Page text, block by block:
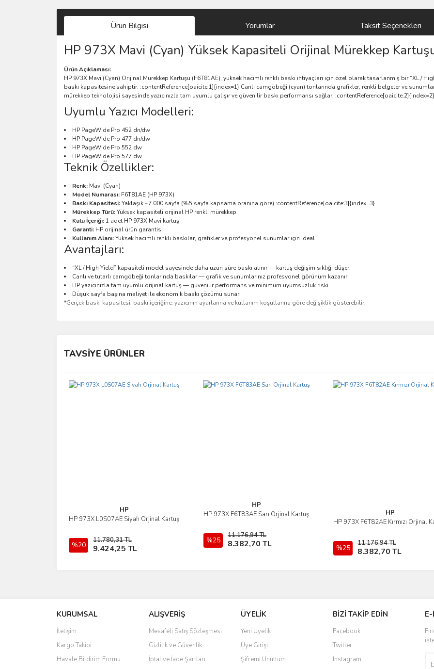
Ürün Bilgisi Yorumlar Taksit Seçenekleri
HP 973X Mavi (Cyan) Yüksek Kapasiteli Orijinal Mürekkep
Ürün Açıklaması:
HP 973X Mavi (Cyan) Orijinal Mürekkep Kartuşu (F6T81AE), yüksek hacimli renkli baskı ihtiyaçları için özel olarak tasarlanmış bir “XL /
baskı kapasitesine sahiptir. :contentReference[oaicite:1]{index=1} Canlı camgöbeği (cyan) tonlarında grafikler, renkli belgeler ve
mürekkep teknolojisi sayesinde yazıcınızla tam uyumlu çalışır ve güvenilir baskı performansı sağlar. :contentReference[oaicite:2]{index=2}
Uyumlu Yazıcı Modelleri:
HP PageWide Pro 452 dn/dw
HP PageWide Pro 477 dn/dw
HP PageWide Pro 552 dw
HP PageWide Pro 577 dw
Teknik Özellikler:
Renk: Mavi (Cyan)
Model Numarası: F6T81AE (HP 973X)
Baskı Kapasitesi:Yaklaşık ~7.000 sayfa (%5 sayfa kapsama oranına göre) :contentReference[oaicite:3]{index=3}
Mürekkep Türü:Yüksek kapasiteli orijinal HP renkli mürekkep
Kutu İçeriği: 1 adet HP 973X Mavi kartuş
Garanti: HP orijinal ürün garantisi
Kullanım Alanı:Yüksek hacimli renkli baskılar, grafikler ve profesyonel sunumlar için ideal
Avantajları:
“XL / High Yield” kapasiteli model sayesinde daha uzun süre baskı alınır — kartuş değişim sıklığı düşer.
Canlı ve tutarlı camgöbeği tonlarında baskılar — grafik ve sunumlarınız profesyonel görünüm kazanır.
HP yazıcınızla tam uyumlu orijinal kartuş — güvenilir performans ve minimum uyumsuzluk riski.
Düşük sayfa başına maliyet ile ekonomik baskı çözümü sunar.
*Gerçek baskı kapasitesi; baskı içeriğine, yazıcının ayarlarına ve kullanım koşullarına göre değişiklik gösterebilir.
Ürün açıklamasında eksik bilgiler bulunuyor.
TAVSİYE ÜRÜNLER
HP
HP 973X L0S07AE Siyah Orjinal Kartuş
%20
11.780,31 TL
9.424,25 TL
İncele
Sepete Ekle
HP
HP 973X F6T83AE Sarı Orjinal Kartuş
%25
11.176,94 TL
8.382,70 TL
İncele
Sepete Ekle
HP
HP 973X F6T82AE Kırmızı Orjinal
%25
11.176,94 TL
8.382,70 TL
İncele
Sepete Ekle
KURUMSAL
İletişim
Kargo Takibi
Havale Bildirim Formu
ALIŞVERİŞ
Mesafeli Satış Sözleşmesi
Gizlilik ve Güvenlik
İptal ve İade Şartları
ÜYELİK
Yeni Üyelik
Üye Girişi
Şifremi Unuttum
BİZİ TAKİP EDİN
Facebook
Twitter
Instagram